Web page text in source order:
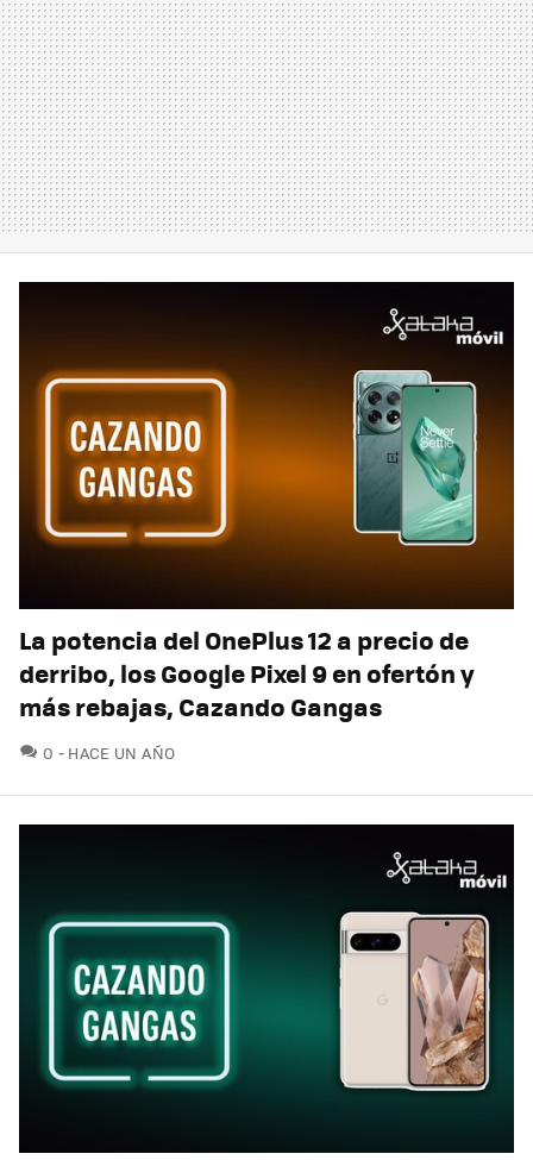
La potencia del OnePlus 12 a precio de
derribo, los Google Pixel 9 en ofertón y
más rebajas, Cazando Gangas
0 COMENTARIOS
HACE UN AÑO